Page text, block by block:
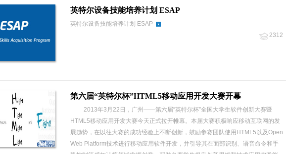
英特尔设备技能培养计划 ESAP
英特尔设备技能培养计划 ESAP
2312
第六届“英特尔杯”HTML5移动应用开发大赛开幕
2013年3月22日，广州——第六届“英特尔杯”全国大学生软件创新大赛暨
HTML5移动应用开发大赛今天正式拉开帷幕。本届大赛积极响应移动互联网的发
展趋势，在以往大赛的成功经验上不断创新，鼓励参赛团队使用HTML5以及Open
Web Platform技术进行移动应用软件开发，并引导其在面部识别、语音命令和手